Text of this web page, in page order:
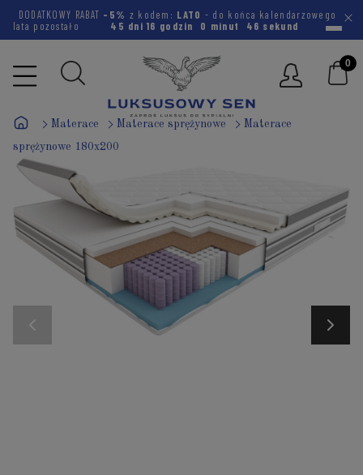
DODATKOWY RABAT -5% z kodem: LATO - do końca kalendarzowego
lata pozostało
45 dni 16 godzin 0 minut 45 sekund
Materace Materace sprężynowe Materace
sprężynowe 180x200